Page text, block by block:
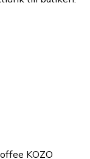
KOZO